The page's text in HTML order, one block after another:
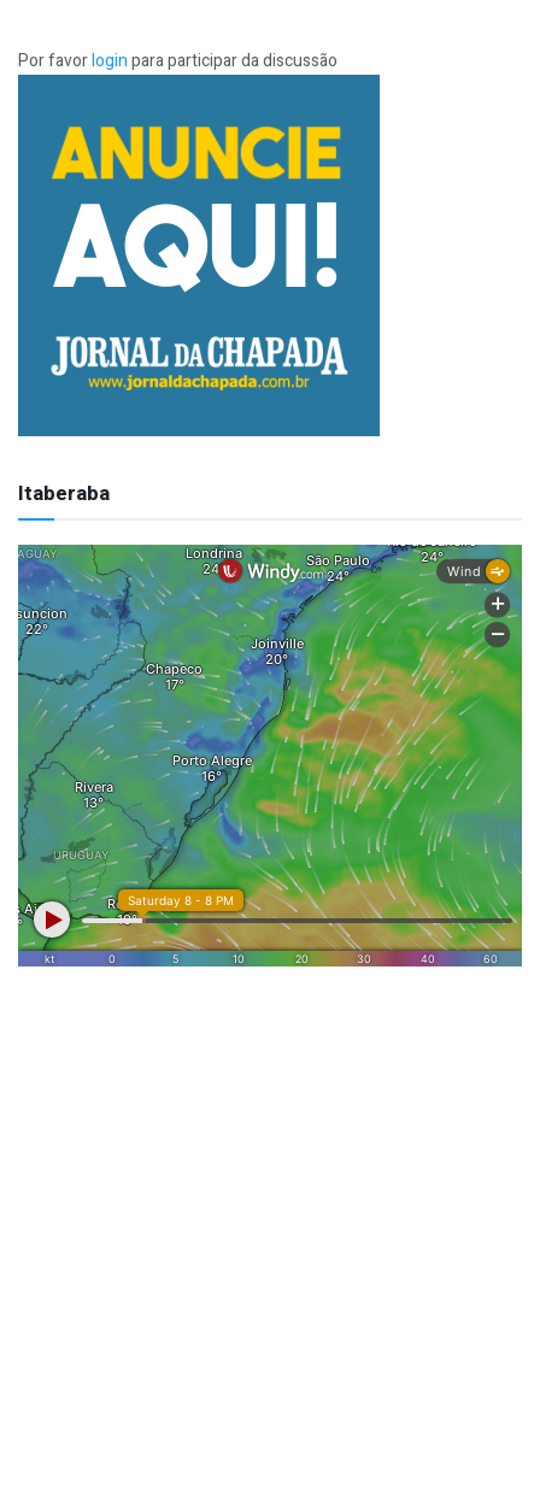
Por favorloginpara participar da discussão
Itaberaba